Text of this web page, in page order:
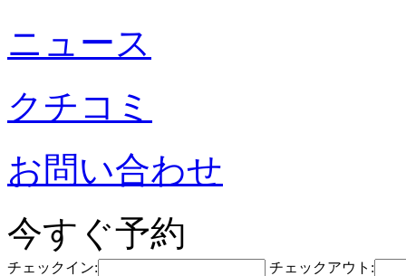
ニュース
クチコミ
お問い合わせ
今すぐ予約
チェックイン: チェックアウト: